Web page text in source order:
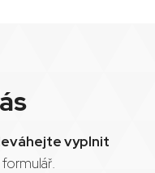
vyplnit